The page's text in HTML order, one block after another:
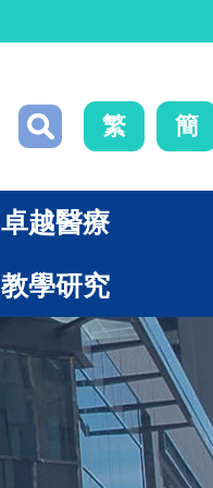
繁 簡
卓越醫療
教學研究